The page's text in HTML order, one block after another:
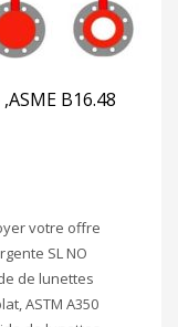
B16.48
votre offre
SL NO
de lunettes
ASTM A350